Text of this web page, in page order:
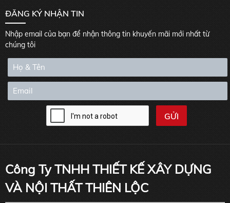
ĐĂNG KÝ NHẬN TIN
Nhập email của bạn để nhận thông tin khuyến mãi mới nhất từ
chúng tôi
Công Ty TNHH THIẾT KẾ XÂY DỰNG
VÀ NỘI THẤT THIÊN LỘC